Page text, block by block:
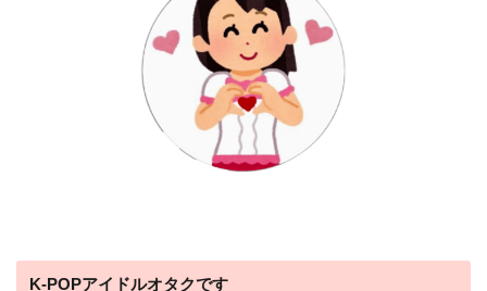
K-POPアイドルオタクです